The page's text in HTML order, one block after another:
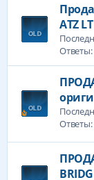
ATZ
Ответы:
Ответы: